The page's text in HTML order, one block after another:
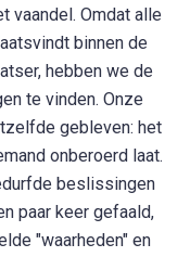
vaandel. Omdat alle
binnen de
hebben we de
te vinden. Onze
gebleven: het
onberoerd laat.
beslissingen
paar keer gefaald,
"waarheden" en